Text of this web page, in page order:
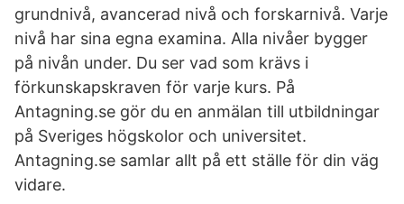
grundnivå, avancerad nivå och forskarnivå. Varje
nivå har sina egna examina. Alla nivåer bygger
på nivån under. Du ser vad som krävs i
förkunskapskraven för varje kurs. På
Antagning.se gör du en anmälan till utbildningar
på Sveriges högskolor och universitet.
Antagning.se samlar allt på ett ställe för din väg
vidare.